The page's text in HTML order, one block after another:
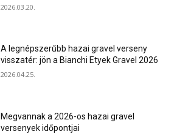
2026.03.20.
A legnépszerűbb hazai gravel verseny
visszatér: jön a Bianchi Etyek Gravel 2026
2026.04.25.
Megvannak a 2026-os hazai gravel
versenyek időpontjai